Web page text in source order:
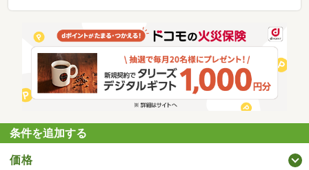
条件を追加する
価格